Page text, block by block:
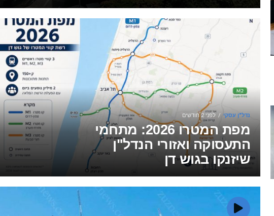
נדל"ן עסקי לפני 2 חודשים
מפת המטרו 2026: מתחמי
התעסוקה ואזורי הנדל"ן
שיזנקו בגוש דן